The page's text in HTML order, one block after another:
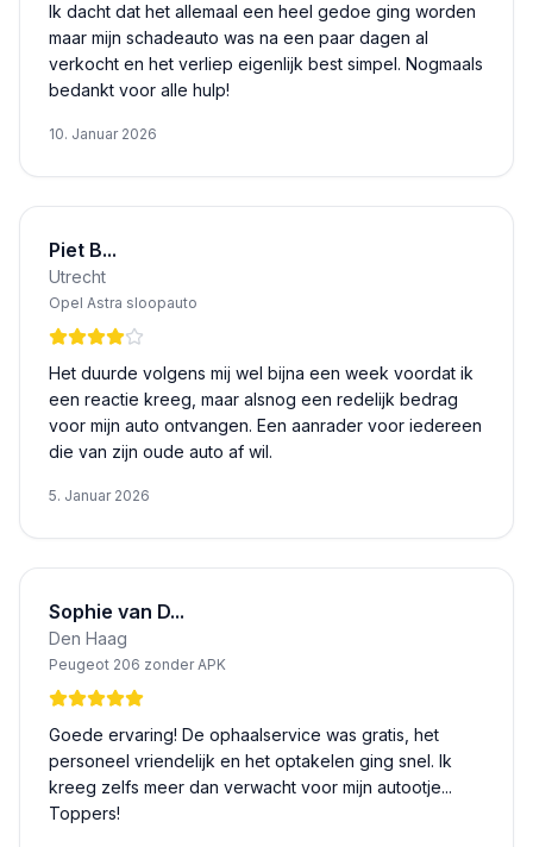
Ik dacht dat het allemaal een heel gedoe ging worden
maar mijn schadeauto was na een paar dagen al
verkocht en het verliep eigenlijk best simpel. Nogmaals
bedankt voor alle hulp!
10. Januar 2026
Piet B...
Utrecht
Opel Astra sloopauto
Het duurde volgens mij wel bijna een week voordat ik
een reactie kreeg, maar alsnog een redelijk bedrag
voor mijn auto ontvangen. Een aanrader voor iedereen
die van zijn oude auto af wil.
5. Januar 2026
Sophie van D...
Den Haag
Peugeot 206 zonder APK
Goede ervaring! De ophaalservice was gratis, het
personeel vriendelijk en het optakelen ging snel. Ik
kreeg zelfs meer dan verwacht voor mijn autootje...
Toppers!